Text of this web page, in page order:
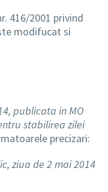
416/2001 privind
modifucat si
publicata in MO
stabilirea zilei
precizari:
ziua de 2 mai 2014